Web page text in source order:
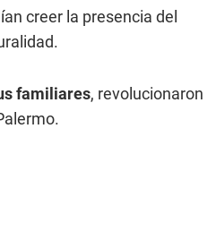
creer la presencia del
familiares, revolucionaron